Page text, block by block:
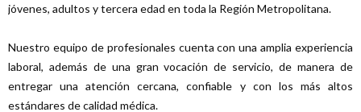
jóvenes, adultos y tercera edad en toda la Región Metropolitana.
Nuestro equipo de profesionales cuenta con una amplia experiencia
laboral, además de una gran vocación de servicio, de manera de
entregar una atención cercana, confiable y con los más altos
estándares de calidad médica.